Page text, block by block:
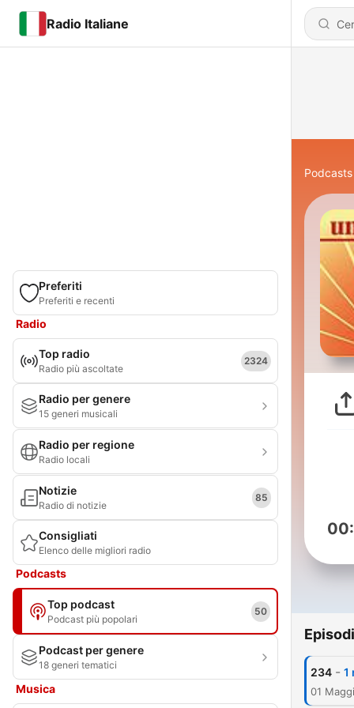
Radio Italiane
Preferiti
Preferiti e recenti
Radio
Top radio
Radio più ascoltate
2324
Radio per genere
15 generi musicali
Radio per regione
Radio locali
Notizie
Radio di notizie
85
Consigliati
Elenco delle migliori radio
Podcasts
Top podcast
Podcast più popolari
50
Podcast per genere
18 generi tematici
Musica
Podcasts
Episodi
234 - 1
01